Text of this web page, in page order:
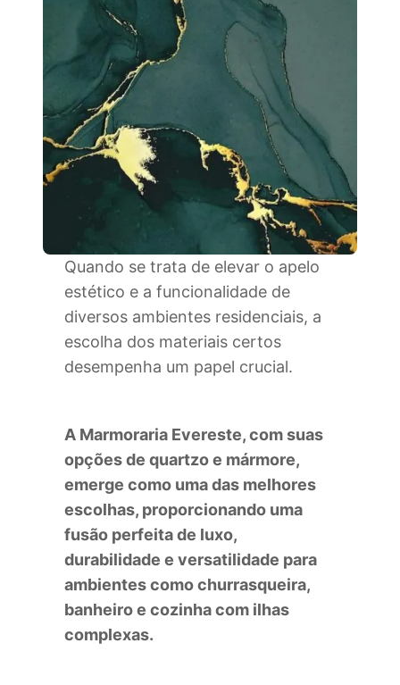
Quando se trata de elevar o apelo
estético e a funcionalidade de
diversos ambientes residenciais, a
escolha dos materiais certos
desempenha um papel crucial.
A Marmoraria Evereste, com suas
opções de quartzo e mármore,
emerge como uma das melhores
escolhas, proporcionando uma
fusão perfeita de luxo,
durabilidade e versatilidade para
ambientes como churrasqueira,
banheiro e cozinha com ilhas
complexas.